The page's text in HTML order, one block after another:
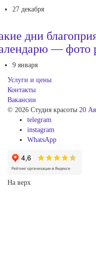
27 декабря
дни
— фото
9 января
Услуги и цены
Контакты
Вакансии
© 2026 Студия красоты 20
telegram
instagram
WhatsApp
На верх